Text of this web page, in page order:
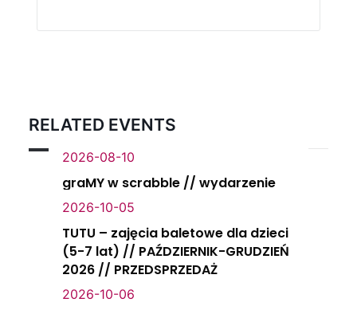
RELATED EVENTS
2026-08-10
graMY w scrabble // wydarzenie
2026-10-05
TUTU – zajęcia baletowe dla dzieci
(5-7 lat) // PAŹDZIERNIK-GRUDZIEŃ
2026 // PRZEDSPRZEDAŻ
2026-10-06